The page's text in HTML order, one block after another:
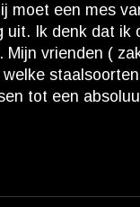
moet een mes
uit. Ik denk dat
vrienden (
tot een